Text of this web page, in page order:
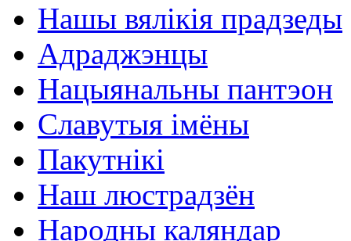
Нашы вялікія прадзеды
Адраджэнцы
Нацыянальны пантэон
Славутыя імёны
Пакутнікі
Наш люстрадзён
Народны каляндар